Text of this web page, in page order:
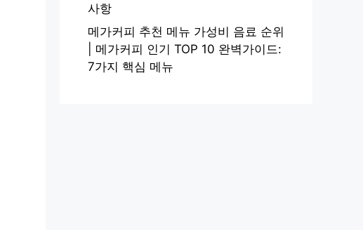
사항
메가커피 추천 메뉴 가성비 음료 순위
| 메가커피 인기 TOP 10 완벽가이드:
7가지 핵심 메뉴